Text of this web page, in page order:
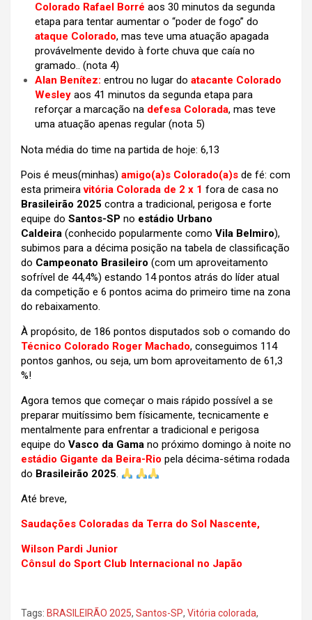
Colorado Rafael Borré aos 30 minutos da segunda
etapa para tentar aumentar o “poder de fogo” do
ataque Colorado, mas teve uma atuação apagada
provávelmente devido à forte chuva que caía no
gramado.. (nota 4)
Alan Benítez: entrou no lugar do atacante Colorado
Wesley aos 41 minutos da segunda etapa para
reforçar a marcação na defesa Colorada, mas teve
uma atuação apenas regular (nota 5)
Nota média do time na partida de hoje: 6,13
Pois é meus(minhas) amigo(a)s Colorado(a)s de fé: com
esta primeiravitória Colorada de 2 x 1 fora de casa no
Brasileirão 2025 contra a tradicional, perigosa e forte
equipe do Santos-SP no estádio Urbano
Caldeira (conhecido popularmente como Vila Belmiro),
subimos para a décima posição na tabela de classificação
do Campeonato Brasileiro (com um aproveitamento
sofrível de 44,4%) estando 14 pontos atrás do líder atual
da competição e 6 pontos acima do primeiro time na zona
do rebaixamento.
À propósito, de 186 pontos disputados sob o comando do
Técnico Colorado Roger Machado, conseguimos 114
pontos ganhos, ou seja, um bom aproveitamento de 61,3
%!
Agora temos que começar o mais rápido possível a se
preparar muitíssimo bem físicamente, tecnicamente e
mentalmente para enfrentar a tradicional e perigosa
equipe do Vasco da Gama no próximo domingo à noite no
estádio Gigante da Beira-Rio pela décima-sétima rodada
do Brasileirão 2025.
Até breve,
Saudações Coloradas da Terra do Sol Nascente,
Wilson Pardi Junior
Cônsul do Sport Club Internacional no Japão
Tags: BRASILEIRÃO 2025, Santos-SP, Vitória colorada,